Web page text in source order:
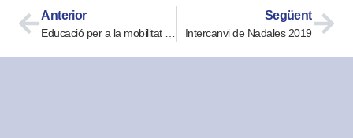
Anterior Següent
Intercanvi de Nadales 2019